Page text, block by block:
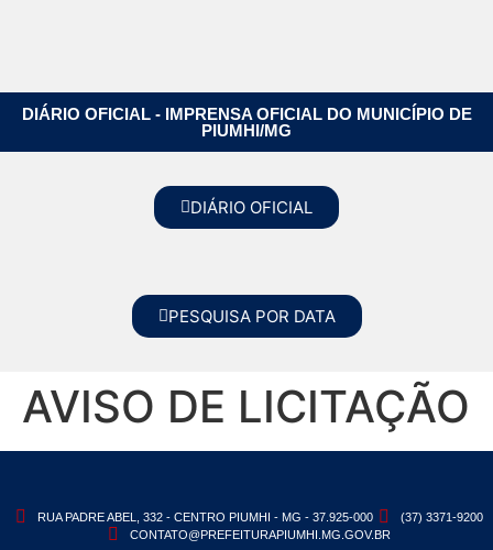
DIÁRIO OFICIAL - IMPRENSA OFICIAL DO MUNICÍPIO DE
PIUMHI/MG
DIÁRIO OFICIAL
PESQUISA POR DATA
AVISO DE LICITAÇÃO
RUA PADRE ABEL, 332 - CENTRO PIUMHI - MG - 37.925-000
(37) 3371-9200
CONTATO@PREFEITURAPIUMHI.MG.GOV.BR